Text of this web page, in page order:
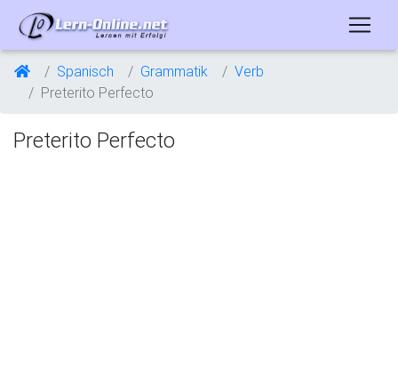
Spanisch Grammatik
Verb
Preterito Perfecto
Preterito Perfecto